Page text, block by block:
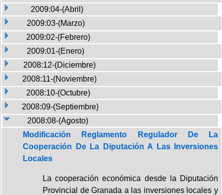
2009:04-(Abril)
2009:03-(Marzo)
2009:02-(Febrero)
2009:01-(Enero)
2008:12-(Diciembre)
2008:11-(Noviembre)
2008:10-(Octubre)
2008:09-(Septiembre)
2008:08-(Agosto)
Modificación Reglamento Regulador De La
Cooperación De La Diputación A Las Inversiones
Locales
La cooperación económica desde la Diputación
Provincial de Granada a las inversiones locales y